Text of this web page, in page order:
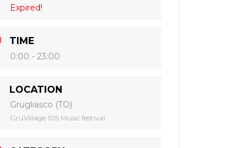
Expired!
TIME
0:00 - 23:00
LOCATION
Grugliasco (TO)
GruVillage 105 Music festival